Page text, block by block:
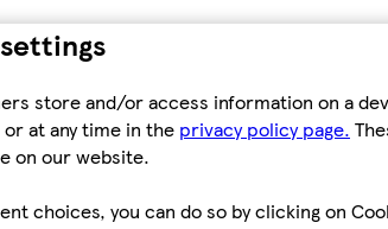
store and/or access information on a
at any time in the privacy policy page.
on our website.
choices, you can do so by clicking on